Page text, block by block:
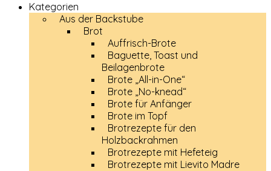
Kategorien
Aus der Backstube
Brot
Auffrisch-Brote
Baguette, Toast und
Beilagenbrote
Brote „All-in-One“
Brote „No-knead“
Brote für Anfänger
Brote im Topf
Brotrezepte für den
Holzbackrahmen
Brotrezepte mit Hefeteig
Brotrezepte mit Lievito Madre